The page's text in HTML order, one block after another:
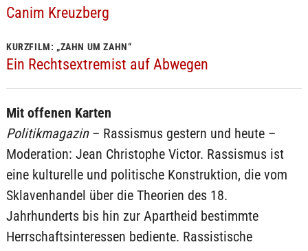
Canim Kreuzberg
KURZFILM: „ZAHN UM ZAHN“
Ein Rechtsextremist auf Abwegen
Mit offenen Karten
Politikmagazin – Rassismus gestern und heute –
Moderation: Jean Christophe Victor. Rassismus ist
eine kulturelle und politische Konstruktion, die vom
Sklavenhandel über die Theorien des 18.
Jahrhunderts bis hin zur Apartheid bestimmte
Herrschaftsinteressen bediente. Rassistische